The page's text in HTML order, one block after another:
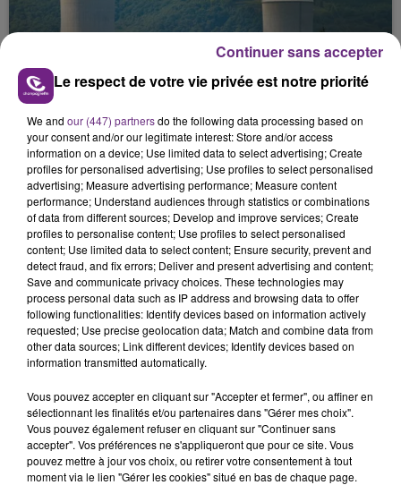
LA CENTRALE NUCLÉAIRE DE CHOOZ
TOUJOURS À L'ARRÊT
Cela fait déjà une semaine que la centrale
nucléaire ardennaise est à l'arrêt. Une situation
justifiée par la sécheresse intense qui est toujours
présente.
LE MAGASIN JOUÉCLUB DE REIMS FERME
SES PORTES
C'était l'une des institutions du centre-ville
rémois. Le magasin JouéClub est contraint de
fermer ses portes.
TITRES DIFFUSÉS
17h03
17h03 17h00
17h00
Le respect de votre vie privée est notre priorité
We and our (447) partnersdo the following data processing based on
your consent and/or our legitimate interest: Store and/or access
information on a device; Use limited data to select advertising; Create
profiles for personalised advertising; Use profiles to select personalised
advertising; Measure advertising performance; Measure content
performance; Understand audiences through statistics or combinations
of data from different sources; Develop and improve services; Create
profiles to personalise content; Use profiles to select personalised
content; Use limited data to select content; Ensure security, prevent and
detect fraud, and fix errors; Deliver and present advertising and content;
Save and communicate privacy choices. These technologies may
process personal data such as IP address and browsing data to offer
following functionalities: Identify devices based on information actively
requested; Use precise geolocation data; Match and combine data from
other data sources; Link different devices; Identify devices based on
information transmitted automatically.
Vous pouvez accepter en cliquant sur "Accepter et fermer", ou affiner en
sélectionnant les finalités et/ou partenaires dans "Gérer mes choix".
Vous pouvez également refuser en cliquant sur "Continuer sans
accepter". Vos préférences ne s'appliqueront que pour ce site. Vous
pouvez mettre à jour vos choix, ou retirer votre consentement à tout
moment via le lien "Gérer les cookies" situé en bas de chaque page.
Continuer sans accepter